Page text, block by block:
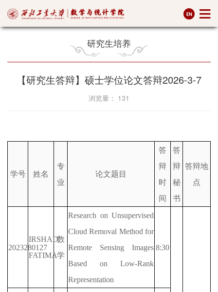
研究生培养
【研究生答辩】硕士学位论文答辩2026-3-7
浏览量： 131
学号 姓名
专
业
论文题目
答
辩
时
间
答
辩
秘
书
答辩地
点
2023280127
IRSHAD
FATIMA
数
学
Research on Unsupervised
Cloud Removal Method for
Remote Sensing Images
Based on Low-Rank
Representation
8:30